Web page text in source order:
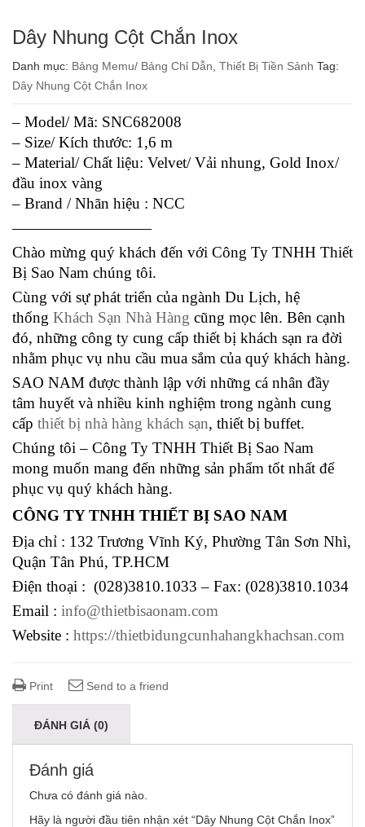
Dây Nhung Cột Chắn Inox
Danh mục: Bảng Memu/ Bảng Chỉ Dẫn, Thiết Bị Tiền Sảnh Tag:
Dây Nhung Cột Chắn Inox
– Model/ Mã: SNC682008
– Size/ Kích thước: 1,6 m
– Material/ Chất liệu: Velvet/ Vải nhung, Gold Inox/
đầu inox vàng
– Brand / Nhãn hiệu : NCC
—————————
Chào mừng quý khách đến với Công Ty TNHH Thiết
Bị Sao Nam chúng tôi.
Cùng với sự phát triển của ngành Du Lịch, hệ
thống Khách Sạn Nhà Hàng cũng mọc lên. Bên cạnh
đó, những công ty cung cấp thiết bị khách sạn ra đời
nhằm phục vụ nhu cầu mua sắm của quý khách hàng.
SAO NAM được thành lập với những cá nhân đầy
tâm huyết và nhiều kinh nghiệm trong ngành cung
cấp thiết bị nhà hàng khách sạn, thiết bị buffet.
Chúng tôi – Công Ty TNHH Thiết Bị Sao Nam
mong muốn mang đến những sản phẩm tốt nhất để
phục vụ quý khách hàng.
CÔNG TY TNHH THIẾT BỊ SAO NAM
Địa chỉ : 132 Trương Vĩnh Ký, Phường Tân Sơn Nhì,
Quận Tân Phú, TP.HCM
Điện thoại : (028)3810.1033 – Fax: (028)3810.1034
Email : info@thietbisaonam.com
Website : https://thietbidungcunhahangkhachsan.com
Print Send to a friend
ĐÁNH GIÁ (0)
Đánh giá
Chưa có đánh giá nào.
Hãy là người đầu tiên nhận xét “Dây Nhung Cột Chắn Inox”